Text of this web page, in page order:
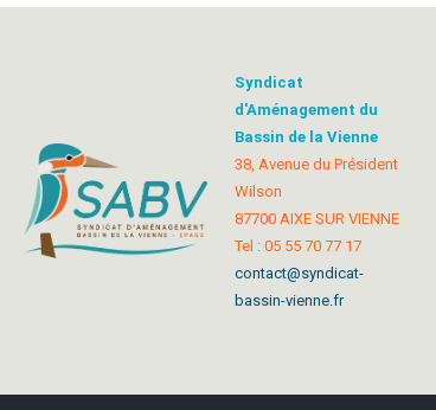
Syndicat
d'Aménagement du
Bassin de la Vienne
38, Avenue du Président
Wilson
87700 AIXE SUR VIENNE
Tel : 05 55 70 77 17
contact@syndicat-
bassin-vienne.fr